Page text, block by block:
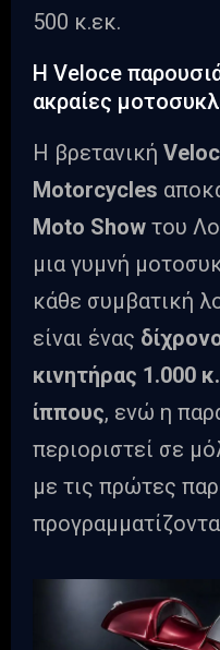
500 κ.εκ.
Η Veloce
ακραίες
Η βρετανική
Motorcycles
Moto Show του
μια γυμνή
κάθε συμβατική
είναι ένας
κινητήρας 1.000
ίππους, ενώ η
περιοριστεί σε
με τις πρώτες